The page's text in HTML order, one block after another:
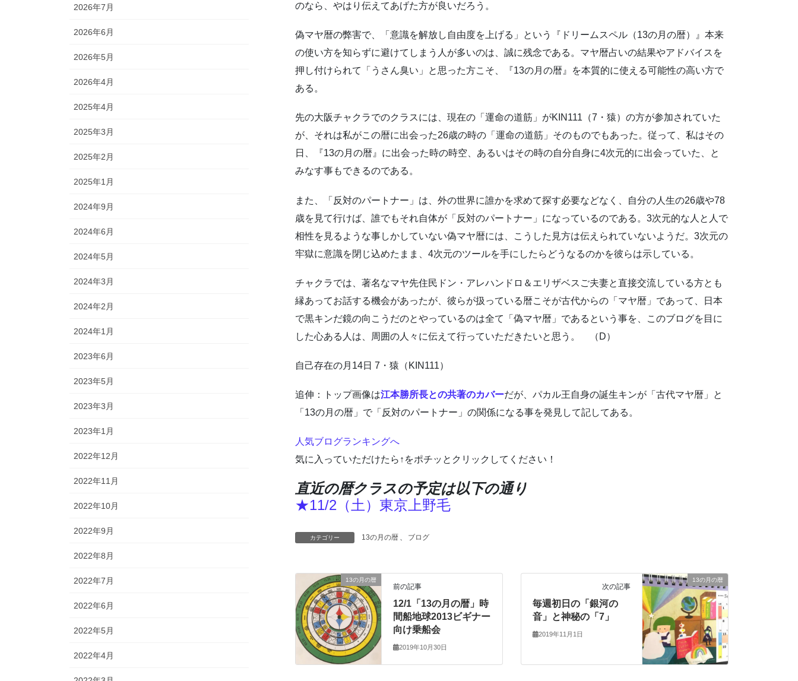
のなら、やはり伝えてあげた方が良いだろう。
偽マヤ暦の弊害で、「意識を解放し自由度を上げる」という『ドリームスペル（13の月の暦）』本来
の使い方を知らずに避けてしまう人が多いのは、誠に残念である。マヤ暦占いの結果やアドバイスを
押し付けられて「うさん臭い」と思った方こそ、『13の月の暦』を本質的に使える可能性の高い方で
ある。
先の大阪チャクラでのクラスには、現在の「運命の道筋」がKIN111（7・猿）の方が参加されていた
が、それは私がこの暦に出会った26歳の時の「運命の道筋」そのものでもあった。従って、私はその
日、『13の月の暦』に出会った時の時空、あるいはその時の自分自身に4次元的に出会っていた、と
みなす事もできるのである。
また、「反対のパートナー」は、外の世界に誰かを求めて探す必要などなく、自分の人生の26歳や78
歳を見て行けば、誰でもそれ自体が「反対のパートナー」になっているのである。3次元的な人と人で
相性を見るような事しかしていない偽マヤ暦には、こうした見方は伝えられていないようだ。3次元の
牢獄に意識を閉じ込めたまま、4次元のツールを手にしたらどうなるのかを彼らは示している。
チャクラでは、著名なマヤ先住民ドン・アレハンドロ＆エリザベスご夫妻と直接交流している方とも
縁あってお話する機会があったが、彼らが扱っている暦こそが古代からの「マヤ暦」であって、日本
で黒キンだ鏡の向こうだのとやっているのは全て「偽マヤ暦」であるという事を、このブログを目に
した心ある人は、周囲の人々に伝えて行っていただきたいと思う。 （D）
自己存在の月14日 7・猿（KIN111）
追伸：トップ画像は江本勝所長との共著のカバーだが、パカル王自身の誕生キンが「古代マヤ暦」と
「13の月の暦」で「反対のパートナー」の関係になる事を発見して記してある。
人気ブログランキングへ
気に入っていただけたら↑をポチッとクリックしてください！
直近の暦クラスの予定は以下の通り
★11/2（土）東京上野毛
カテゴリー 13の月の暦 、 ブログ
13の月の暦
前の記事
12/1「13の月の暦」時
間船地球2013ビギナー
向け乗船会
2019年10月30日
13の月の暦
次の記事
毎週初日の「銀河の
音」と神秘の「7」
2019年11月1日
2026年7月
2026年6月
2026年5月
2026年4月
2025年4月
2025年3月
2025年2月
2025年1月
2024年9月
2024年6月
2024年5月
2024年3月
2024年2月
2024年1月
2023年6月
2023年5月
2023年3月
2023年1月
2022年12月
2022年11月
2022年10月
2022年9月
2022年8月
2022年7月
2022年6月
2022年5月
2022年4月